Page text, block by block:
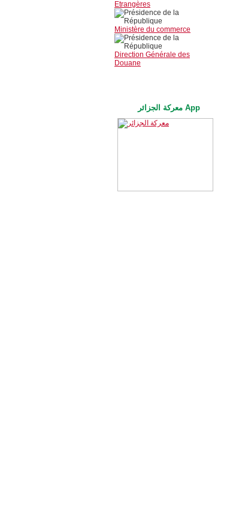
Etrangères
Ministère du commerce
Direction Générale des
Douane
معركة الجزائر App